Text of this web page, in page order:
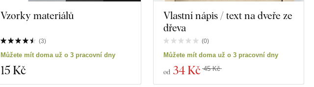
Vzorky materiálů
(3)
Můžete mít doma už o 3 pracovní dny
15 Kč
Vlastní nápis / text na dveře ze
dřeva
(0)
Můžete mít doma už o 3 pracovní dny
od 34 Kč 45 Kč